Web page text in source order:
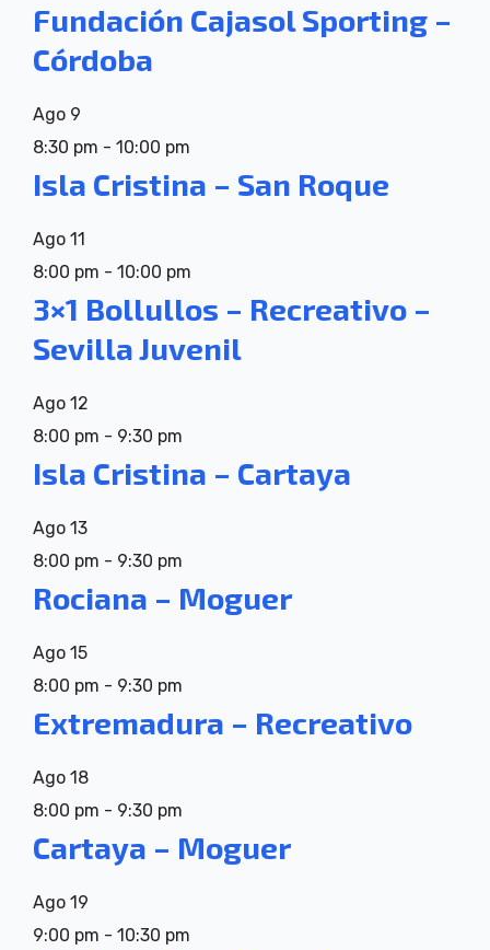
Fundación Cajasol Sporting –
Córdoba
Ago 9
8:30 pm - 10:00 pm
Isla Cristina – San Roque
Ago 11
8:00 pm - 10:00 pm
3×1 Bollullos – Recreativo –
Sevilla Juvenil
Ago 12
8:00 pm - 9:30 pm
Isla Cristina – Cartaya
Ago 13
8:00 pm - 9:30 pm
Rociana – Moguer
Ago 15
8:00 pm - 9:30 pm
Extremadura – Recreativo
Ago 18
8:00 pm - 9:30 pm
Cartaya – Moguer
Ago 19
9:00 pm - 10:30 pm